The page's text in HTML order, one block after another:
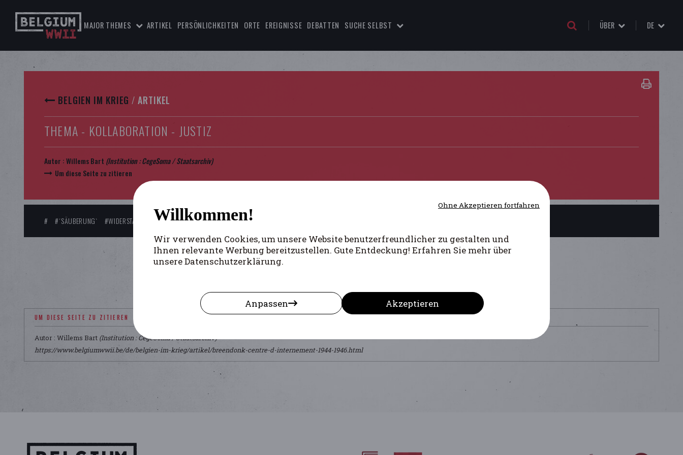
MAJOR THEMES ARTIKEL PERSÖNLICHKEITEN ORTE EREIGNISSE DEBATTEN SUCHE SELBST ÜBER DE
BELGIEN IM KRIEG /ARTIKEL
THEMA - KOLLABORATION - JUSTIZ
Autor :Willems Bart (Institution : CegeSoma / Staatsarchiv)
Um diese Seite zu zitieren
# #´SÄUBERUNG` #WIDERSTAND
UM DIESE SEITE ZU ZITIEREN
Autor : Willems Bart (Institution : CegeSoma / Staatsarchiv)
https://www.belgiumwwii.be/de/belgien-im-krieg/artikel/breendonk-centre-d-internement-1944-1946.html
Willkommen!
Wir verwenden Cookies, um unsere Website benutzerfreundlicher zu gestalten und
Ihnen relevante Werbung bereitzustellen. Gute Entdeckung! Erfahren Sie mehr über
unsere Datenschutzerklärung.
Anpassen Akzeptieren
Ohne Akzeptieren fortfahren